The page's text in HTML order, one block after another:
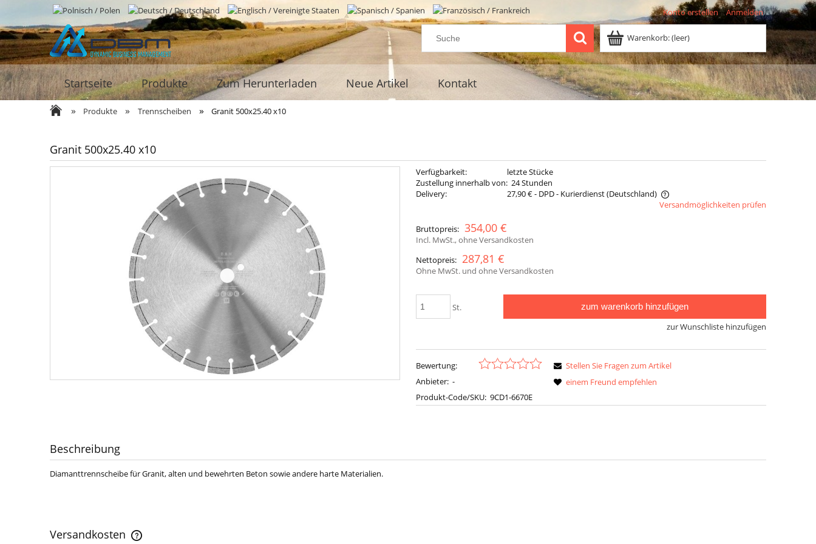
Konto erstellen Anmelden
Warenkorb:(leer)
Startseite Produkte Zum Herunterladen Neue Artikel Kontakt
» Produkte » Trennscheiben » Granit 500x25.40 x10
Granit 500x25.40 x10
Verfügbarkeit:
letzte Stücke
Zustellung innerhalb von: 24 Stunden
Delivery:
27,90 €- DPD - Kurierdienst(Deutschland)
payment costs
Versandmöglichkeiten prüfen
Bruttopreis: 354,00 €
Incl. MwSt., ohne Versandkosten
Nettopreis: 287,81 €
Ohne MwSt. und ohne Versandkosten
St. zum warenkorb hinzufügen
zur Wunschliste hinzufügen
Bewertung:
Anbieter: -
Produkt-Code/SKU: 9CD1-6670E
Stellen Sie Fragen zum Artikel
einem Freund empfehlen
Beschreibung
Diamanttrennscheibe für Granit, alten und bewehrten Beton sowie andere harte Materialien.
Versandkosten